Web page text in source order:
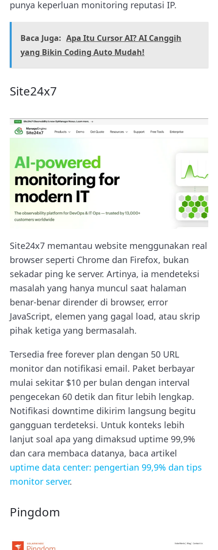
punya keperluan monitoring reputasi IP.
Baca Juga: Apa Itu Cursor AI? AI Canggih
yang Bikin Coding Auto Mudah!
Site24x7
Site24x7 memantau website menggunakan real
browser seperti Chrome dan Firefox, bukan
sekadar ping ke server. Artinya, ia mendeteksi
masalah yang hanya muncul saat halaman
benar-benar dirender di browser, error
JavaScript, elemen yang gagal load, atau skrip
pihak ketiga yang bermasalah.
Tersedia free forever plan dengan 50 URL
monitor dan notifikasi email. Paket berbayar
mulai sekitar $10 per bulan dengan interval
pengecekan 60 detik dan fitur lebih lengkap.
Notifikasi downtime dikirim langsung begitu
gangguan terdeteksi. Untuk konteks lebih
lanjut soal apa yang dimaksud uptime 99,9%
dan cara membaca datanya, baca artikel
uptime data center: pengertian 99,9% dan tips
monitor server.
Pingdom